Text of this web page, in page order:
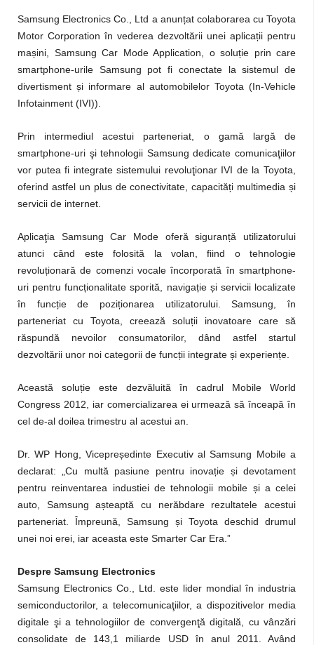
Samsung Electronics Co., Ltd a anunțat colaborarea cu Toyota
Motor Corporation în vederea dezvoltării unei aplicații pentru
mașini, Samsung Car Mode Application, o soluție prin care
smartphone-urile Samsung pot fi conectate la sistemul de
divertismentși informare al automobilelor Toyota (In-Vehicle
Infotainment (IVI)).
Prin intermediul acestui parteneriat, o gamă largă de
smartphone-uri şi tehnologii Samsung dedicate comunicaţiilor
vor putea fi integrate sistemului revoluţionar IVI de la Toyota,
oferind astfel un plus de conectivitate, capacități multimedia și
servicii de internet.
Aplicaţia Samsung Car Mode oferă siguranță utilizatorului
atunci când este folosită la volan, fiind o tehnologie
revoluționară de comenzi vocale încorporată în smartphone-
uri pentru funcționalitate sporită, navigație și servicii localizate
în funcție de poziționarea utilizatorului. Samsung, în
parteneriat cu Toyota, creează soluții inovatoare care să
răspundă nevoilor consumatorilor, dând astfel startul
dezvoltării unor noi categorii de funcții integrate și experiențe.
Această soluție este dezvăluită în cadrul Mobile World
Congress 2012, iar comercializarea ei urmează să înceapă în
cel de-al doilea trimestru al acestui an.
Dr. WP Hong, Vicepreședinte Executiv al Samsung Mobile a
declarat: „Cu multă pasiune pentru inovație și devotament
pentru reinventarea industiei de tehnologii mobile și a celei
auto, Samsung așteaptă cu nerăbdare rezultatele acestui
parteneriat. Împreună, Samsung și Toyota deschid drumul
unei noi erei, iar aceasta este Smarter Car Era.”
Despre Samsung Electronics
Samsung Electronics Co., Ltd. este lider mondial în industria
semiconductorilor, a telecomunicaţiilor, a dispozitivelor media
digitale şi a tehnologiilor de convergenţă digitală, cu vânzări
consolidate de 143,1 miliarde USD în anul 2011. Având